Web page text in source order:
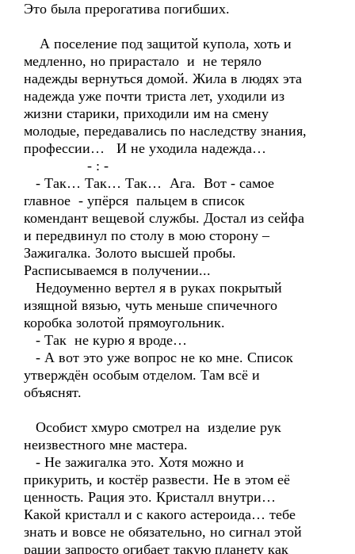
Это была прерогатива погибших.
А поселение под защитой купола, хоть и
медленно, но прирастало и не теряло
надежды вернуться домой. Жила в людях эта
надежда уже почти триста лет, уходили из
жизни старики, приходили им на смену
молодые, передавались по наследству знания,
профессии… И не уходила надежда…
- : -
- Так… Так… Так… Ага. Вот - самое
главное - упёрся пальцем в список
комендант вещевой службы. Достал из сейфа
и передвинул по столу в мою сторону –
Зажигалка. Золото высшей пробы.
Расписываемся в получении...
Недоуменно вертел я в руках покрытый
изящной вязью, чуть меньше спичечного
коробка золотой прямоугольник.
- Так не курю я вроде…
- А вот это уже вопрос не ко мне. Список
утверждён особым отделом. Там всё и
объяснят.
Особист хмуро смотрел на изделие рук
неизвестного мне мастера.
- Не зажигалка это. Хотя можно и
прикурить, и костёр развести. Не в этом её
ценность. Рация это. Кристалл внутри…
Какой кристалл и с какого астероида… тебе
знать и вовсе не обязательно, но сигнал этой
рации запросто огибает такую планету как